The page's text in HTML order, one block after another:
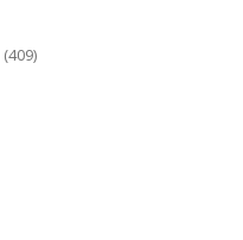
(409)